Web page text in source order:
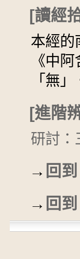
[讀經
本經的
《中
「無」
[進階
研討：
→ 回
→ 回